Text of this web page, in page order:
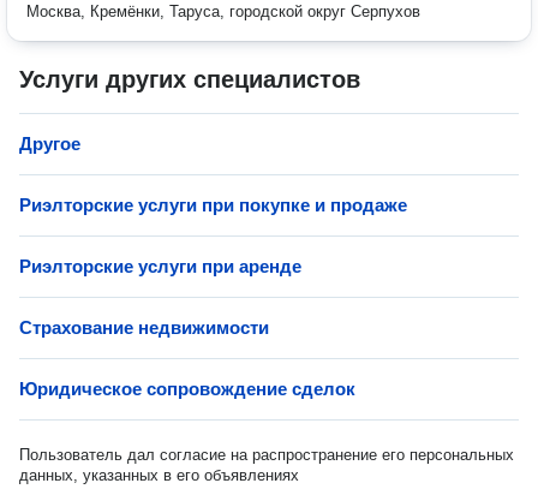
Москва, Кремёнки, Таруса, городской округ Серпухов
Услуги других специалистов
Другое
Риэлторские услуги при покупке и продаже
Риэлторские услуги при аренде
Страхование недвижимости
Юридическое сопровождение сделок
Пользователь дал согласие на распространение его персональных
данных, указанных в его объявлениях